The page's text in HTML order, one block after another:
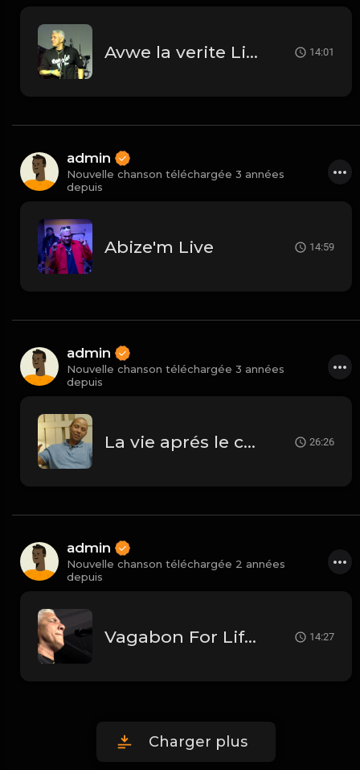
Avwe la verite Live 14:01
admin
Nouvelle chanson téléchargée 3 années
depuis
Abize'm Live 14:59
admin
Nouvelle chanson téléchargée 3 années
depuis
La vie aprés le cancer ( David Dupoux et Hugline Jérôme) 26:26
admin
Nouvelle chanson téléchargée 2 années
depuis
Vagabon For Life Live 14:27
Charger plus